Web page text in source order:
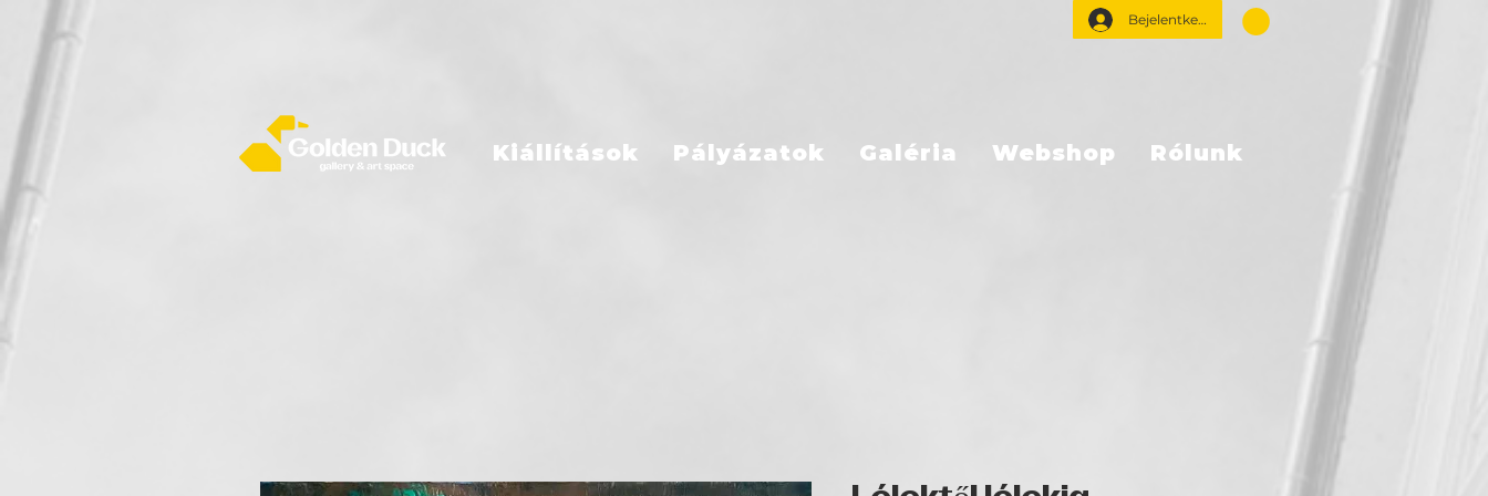
Bejelentkezés
Kiállítások Pályázatok Galéria Webshop Rólunk